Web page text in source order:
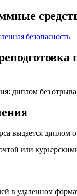
безопасность
диплом без
выдается диплом
или
в удаленном